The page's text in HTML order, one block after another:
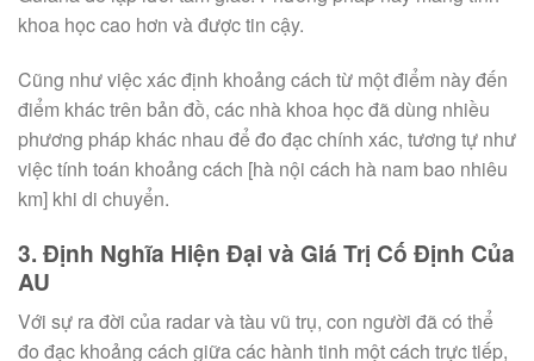
khoa học cao hơn và được tin cậy.
Cũng như việc xác định khoảng cách từ một điểm này đến
điểm khác trên bản đồ, các nhà khoa học đã dùng nhiều
phương pháp khác nhau để đo đạc chính xác, tương tự như
việc tính toán khoảng cách [hà nội cách hà nam bao nhiêu
km] khi di chuyển.
3. Định Nghĩa Hiện Đại và Giá Trị Cố Định Của
AU
Với sự ra đời của radar và tàu vũ trụ, con người đã có thể
đo đạc khoảng cách giữa các hành tinh một cách trực tiếp,